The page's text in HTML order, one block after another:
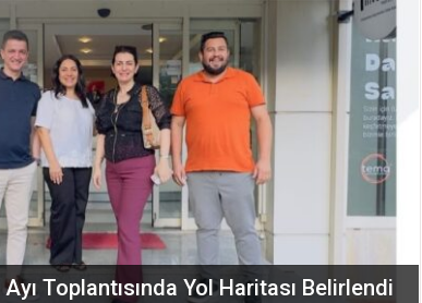
KAHRAMANMARAŞ’A